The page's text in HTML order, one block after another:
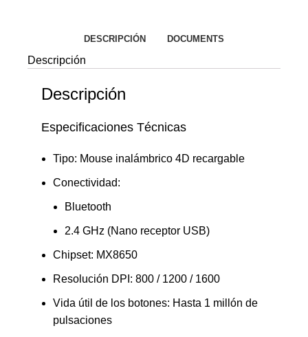
DESCRIPCIÓN DOCUMENTS
Descripción
Descripción
Especificaciones Técnicas
Tipo: Mouse inalámbrico 4D recargable
Conectividad:
Bluetooth
2.4 GHz (Nano receptor USB)
Chipset: MX8650
Resolución DPI: 800 / 1200 / 1600
Vida útil de los botones: Hasta 1 millón de
pulsaciones